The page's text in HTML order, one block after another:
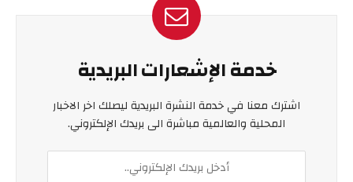
خدمة الإشعارات البريدية
اشترك معنا في خدمة النشرة البريدية ليصلك اخر الاخبار
المحلية والعالمية مباشرة الى بريدك الإلكتروني.